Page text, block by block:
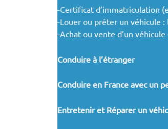
-Certificat d’immatriculation
-Louer ou prêter un véhicule
-Achat ou vente d’un
Conduire à l’étranger
Conduire en France avec un
Entretenir et Réparer un